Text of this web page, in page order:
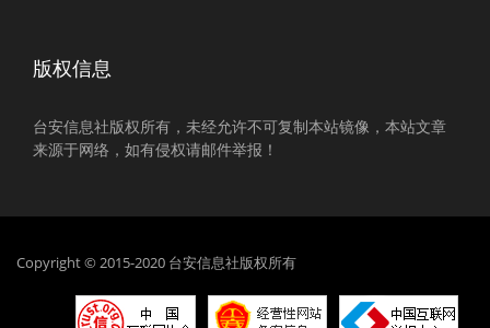
版权信息
台安信息社版权所有，未经允许不可复制本站镜像，本站文章
来源于网络，如有侵权请邮件举报！
Copyright © 2015-2020 台安信息社版权所有